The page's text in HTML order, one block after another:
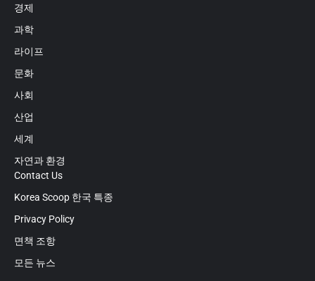
경제
과학
라이프
문화
사회
산업
세계
자연과 환경
Contact Us
Korea Scoop 한국 특종
Privacy Policy
면책 조항
모든 뉴스